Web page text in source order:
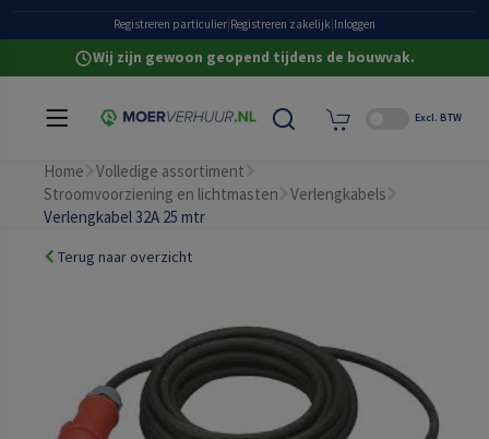
Grote eigen voorraadRegistreren particulier Registreren zakelijk Inloggen
Wij zijn gewoon geopend tijdens de bouwvak.
Excl. BTW
Home
Volledige assortiment
Stroomvoorziening en lichtmasten
Verlengkabels
Verlengkabel 32A 25 mtr
Terug naar overzicht